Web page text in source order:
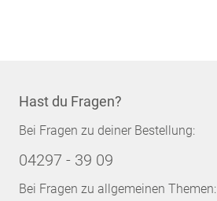
Hast du Fragen?
Bei Fragen zu deiner Bestellung:
04297 - 39 09
Bei Fragen zu allgemeinen Themen: